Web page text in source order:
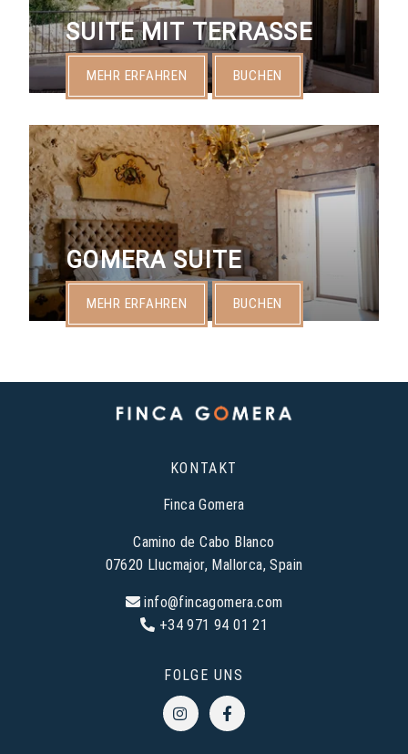
SUITE MIT TERRASSE
MEHR ERFAHREN BUCHEN
GOMERA SUITE
MEHR ERFAHREN BUCHEN
KONTAKT
Finca Gomera
Camino de Cabo Blanco
07620 Llucmajor, Mallorca, Spain
info@fincagomera.com
+34 971 94 01 21
FOLGE UNS